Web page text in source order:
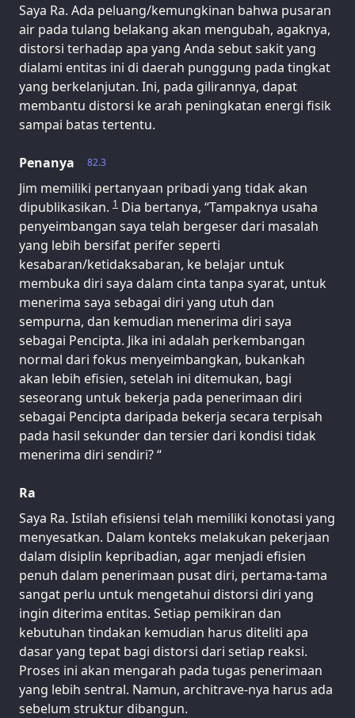
Saya Ra. Ada peluang/kemungkinan bahwa pusaran
air pada tulang belakang akan mengubah, agaknya,
distorsi terhadap apa yang Anda sebut sakit yang
dialami entitas ini di daerah punggung pada tingkat
yang berkelanjutan. Ini, pada gilirannya, dapat
membantu distorsi ke arah peningkatan energi fisik
sampai batas tertentu.
82.3
Penanya
Jim memiliki pertanyaan pribadi yang tidak akan
dipublikasikan. 1 Dia bertanya, “Tampaknya usaha
penyeimbangan saya telah bergeser dari masalah
yang lebih bersifat perifer seperti
kesabaran/ketidaksabaran, ke belajar untuk
membuka diri saya dalam cinta tanpa syarat, untuk
menerima saya sebagai diri yang utuh dan
sempurna, dan kemudian menerima diri saya
sebagai Pencipta. Jika ini adalah perkembangan
normal dari fokus menyeimbangkan, bukankah
akan lebih efisien, setelah ini ditemukan, bagi
seseorang untuk bekerja pada penerimaan diri
sebagai Pencipta daripada bekerja secara terpisah
pada hasil sekunder dan tersier dari kondisi tidak
menerima diri sendiri? “
Ra
Saya Ra. Istilah efisiensi telah memiliki konotasi yang
menyesatkan. Dalam konteks melakukan pekerjaan
dalam disiplin kepribadian, agar menjadi efisien
penuh dalam penerimaan pusat diri, pertama-tama
sangat perlu untuk mengetahui distorsi diri yang
ingin diterima entitas. Setiap pemikiran dan
kebutuhan tindakan kemudian harus diteliti apa
dasar yang tepat bagi distorsi dari setiap reaksi.
Proses ini akan mengarah pada tugas penerimaan
yang lebih sentral. Namun, architrave-nya harus ada
sebelum struktur dibangun.